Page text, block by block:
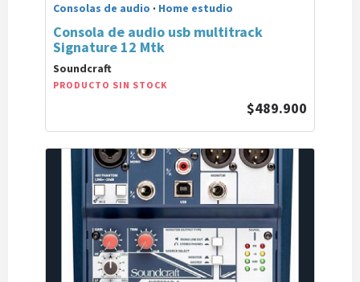
Consolas de audio · Home estudio
Consola de audio usb multitrack
Signature 12 Mtk
Soundcraft
PRODUCTO SIN STOCK
$489.900